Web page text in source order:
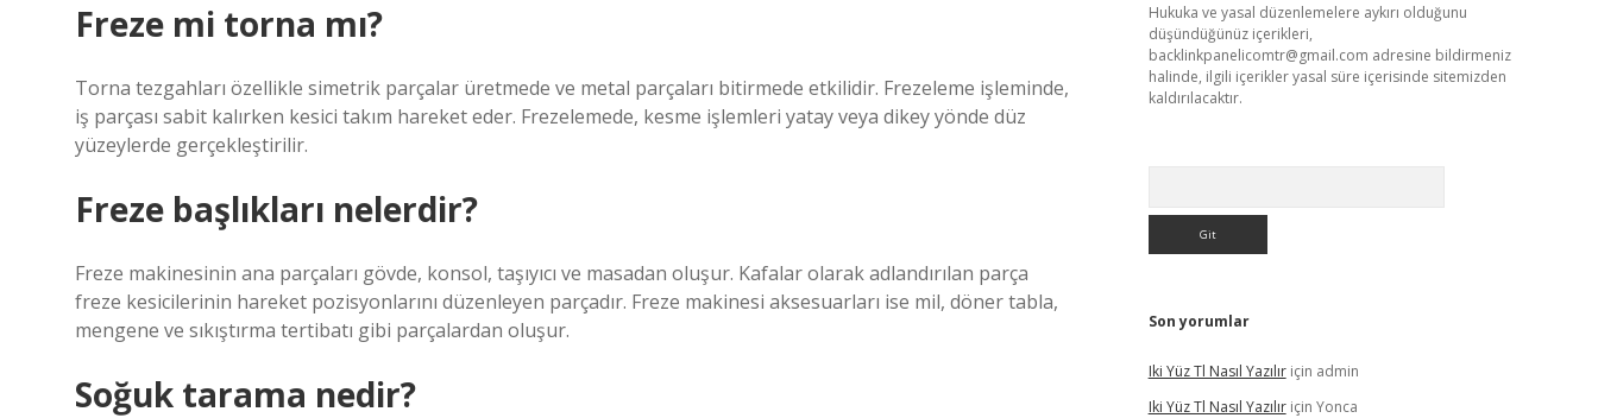
Freze mi torna mı?
Torna tezgahları özellikle simetrik parçalar üretmede ve metal parçaları bitirmede etkilidir. Frezeleme işleminde,
iş parçası sabit kalırken kesici takım hareket eder. Frezelemede, kesme işlemleri yatay veya dikey yönde düz
yüzeylerde gerçekleştirilir.
Freze başlıkları nelerdir?
Freze makinesinin ana parçaları gövde, konsol, taşıyıcı ve masadan oluşur. Kafalar olarak adlandırılan parça
freze kesicilerinin hareket pozisyonlarını düzenleyen parçadır. Freze makinesi aksesuarları ise mil, döner tabla,
mengene ve sıkıştırma tertibatı gibi parçalardan oluşur.
Soğuk tarama nedir?
Hukuka ve yasal düzenlemelere aykırı olduğunu
düşündüğünüz içerikleri,
backlinkpanelicomtr@gmail.com adresine bildirmeniz
halinde, ilgili içerikler yasal süre içerisinde sitemizden
kaldırılacaktır.
Son yorumlar
Iki Yüz Tl Nasıl Yazılıriçin admin
Iki Yüz Tl Nasıl Yazılıriçin Yonca